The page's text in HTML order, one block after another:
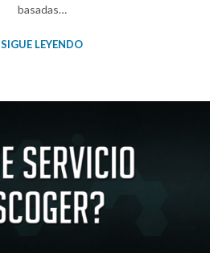
basadas…
SIGUE LEYENDO